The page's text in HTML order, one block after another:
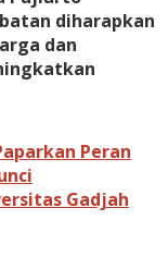
diharapkan
dan
Peran
Gadjah